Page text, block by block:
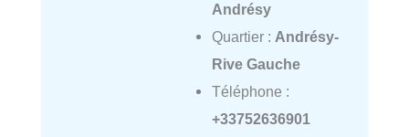
Andrésy
Quartier : Andrésy-
Rive Gauche
Téléphone :
+33752636901